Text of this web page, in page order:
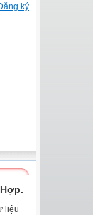
ký
liệu